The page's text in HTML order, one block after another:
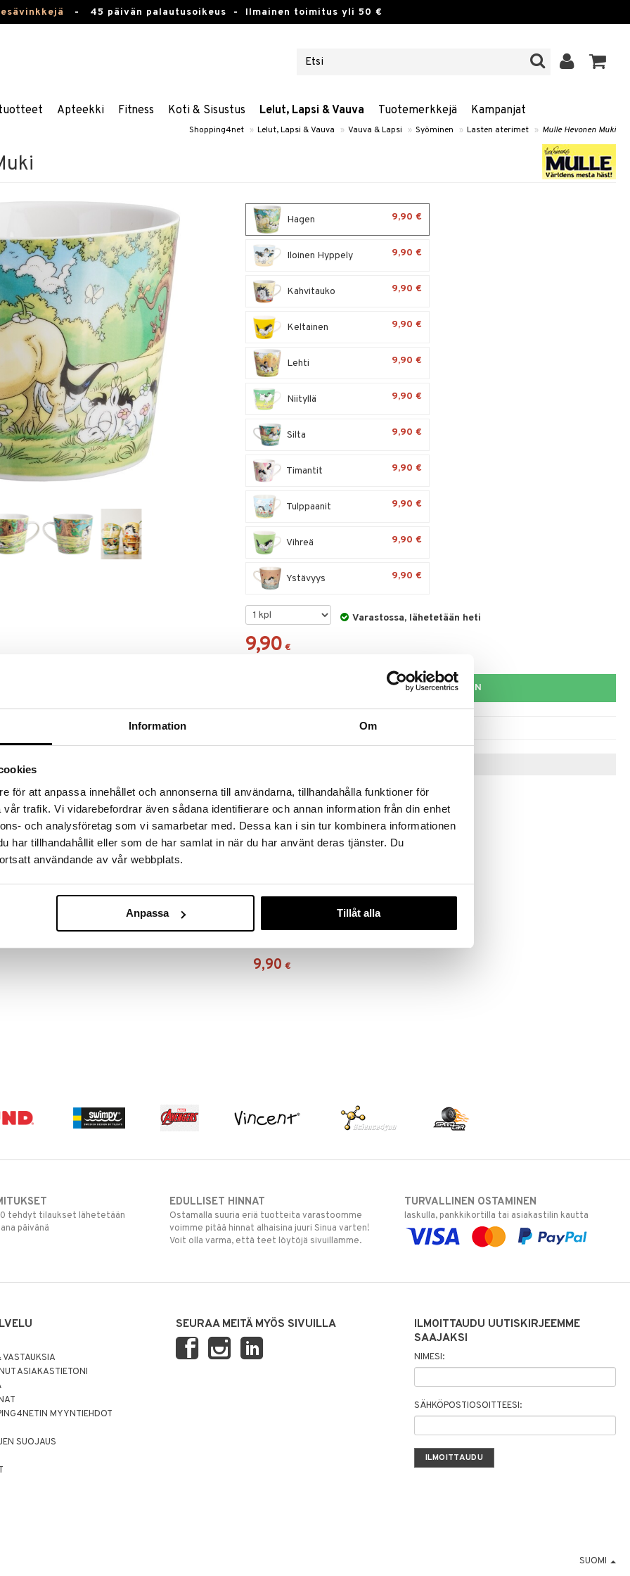
Information Om
för att anpassa innehållet och annonserna till användarna, tillhandahålla funktioner för
trafik. Vi vidarebefordrar även sådana identifierare och annan information från din enhet
och analysföretag som vi samarbetar med. Dessa kan i sin tur kombinera informationen
har tillhandahållit eller som de har samlat in när du har använt deras tjänster. Du
användande av vår webbplats.
Anpassa Tillåt alla
- 45 päivän palautusoikeus - Ilmainen toimitus yli 50 €
Apteekki Fitness Koti & Sisustus Lelut, Lapsi & Vauva Tuotemerkkejä Kampanjat
Shopping4net » Lelut, Lapsi & Vauva » Vauva & Lapsi » Syöminen » Lasten aterimet » Mulle Hevonen Muki
Hagen 9,90 €
Iloinen Hyppely 9,90 €
Kahvitauko 9,90 €
Keltainen 9,90 €
Lehti 9,90 €
Niityllä 9,90 €
Silta 9,90 €
Timantit 9,90 €
Tulppaanit 9,90 €
Vihreä 9,90 €
Ystävyys 9,90 €
Varastossa, lähetetään heti
9,90 €
LISÄÄ OSTOSKORIIN
KERRO YSTÄVÄLLE
löydöt kotiin!
tehdä löytöjä suuresta ALEstamme. Juuri
suuren valikoiman jännittäviä tuotteita
hinnoilla!
31.8.2026 asti mutta ole nopea -
voivat päästä loppumaan!
ale-löydöt »
Mulle-aiheisia posliinimukeja. Mukit ovat Lena
Hevonen Mulle Kulho
9,90 €
tehdyt tilaukset lähetetään
päivänä
EDULLISET HINNAT
Ostamalla suuria eriä tuotteita varastoomme
voimme pitää hinnat alhaisina juuri Sinua varten!
Voit olla varma, että teet löytöjä sivuillamme.
TURVALLINEN OSTAMINEN
laskulla, pankkikortilla tai asiakastilin kautta
ASIAKASTIETONI
MYYNTIEHDOT
SUOJAUS
SEURAA MEITÄ MYÖS SIVUILLA
ILMOITTAUDU UUTISKIRJEEMME
SAAJAKSI
NIMESI:
SÄHKÖPOSTIOSOITTEESI:
SUOMI